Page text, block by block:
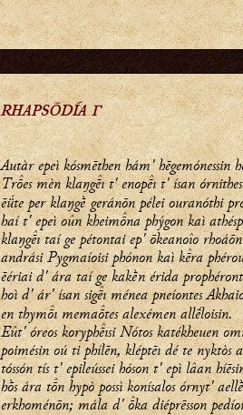
RHAPSŌDÍA Γ
Autàr epeì kósmēthen hám' hēgemónessin
Tresmèn klaŋgı t' enopı t' ísan
ēǘte per klaŋgḕ geránōn pélei ouranóthi
haí t' epeì oûn kheimna phýgon kaì
klaŋgı taí ge pétontai ep' ōkeanoîo rhoáōn
andrási Pygmaíoisi phónon kaì kra
ēériai d' ára taí ge kakḕn érida
hoì d' ár' ísan sigı ménea pneíontes
en thymı memates alexémen allḗloisin.
Eût' óreos koryphısi Nótos katékheuen
poimésin oú ti phílēn, kléptēı dé te nyktòs
tóssón tís t' epileússei hóson t' epì lâan
hṑs ára tn hypò possì konísalos órnyt'
erkhoménōn; mála d' ka diéprēsson